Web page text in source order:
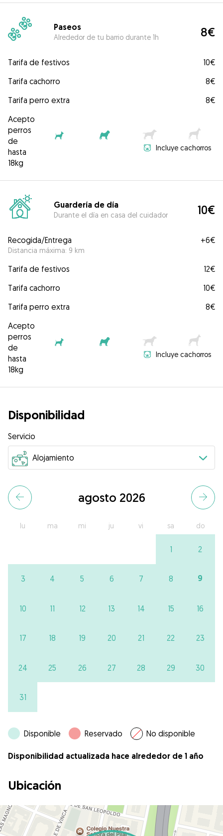
Paseos
Alrededor de tu barrio durante 1h 8€
Tarifa de festivos
10€
Tarifa cachorro
8€
Tarifa perro extra
8€
Acepto
perros
de
hasta
18kg
Incluye cachorros
Guardería de día
Durante el día en casa del cuidador 10€
Recogida/Entrega
Distancia máxima: 9 km
+6€
Tarifa de festivos
12€
Tarifa cachorro
10€
Tarifa perro extra
8€
Acepto
perros
de
hasta
18kg
Incluye cachorros
Disponibilidad
Servicio
agosto 2026
lu ma mi ju vi sa do
1 2
3 4 5 6 7 8 9
10 11 12 13 14 15 16
17 18 19 20 21 22 23
24 25 26 27 28 29 30
31
Disponible Reservado No disponible
Disponibilidad actualizada hace alrededor de 1 año
Ubicación